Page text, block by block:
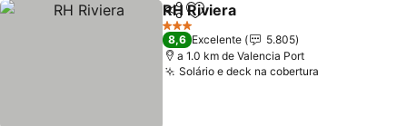
PartilharAdicionar aos favoritos
RH Riviera
3 Estrelas
8,6 Excelente
5.805
a 1.0 km de Valencia Port
Solário e deck na cobertura